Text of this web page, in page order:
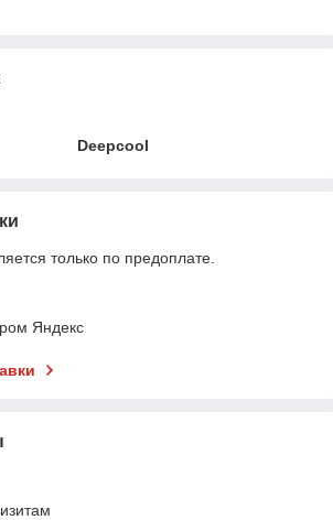
Deepcool
только по предоплате.
Яндекс